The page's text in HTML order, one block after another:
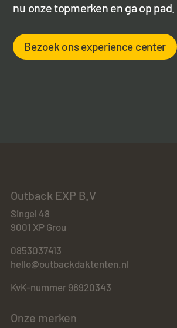
nu onze topmerken en ga op pad.
Bezoek ons experience center
Outback EXP B.V
Singel 48
9001 XP Grou
0853037413
hello@outbackdaktenten.nl
KvK-nummer 96920343
Onze merken